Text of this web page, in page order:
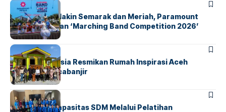
BERITA INDEX
Akhir Pekan Makin Semarak dan Meriah, Paramount
Petals Hadirkan ‘Marching Band Competition 2026’
BERITAHOME
AirNav Indonesia Resmikan Rumah Inspirasi Aceh
Tamiang Pascabanjir
BERITAINDEX
Penguatan Kapasitas SDM Melalui Pelatihan